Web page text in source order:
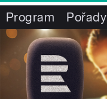
Program Pořady